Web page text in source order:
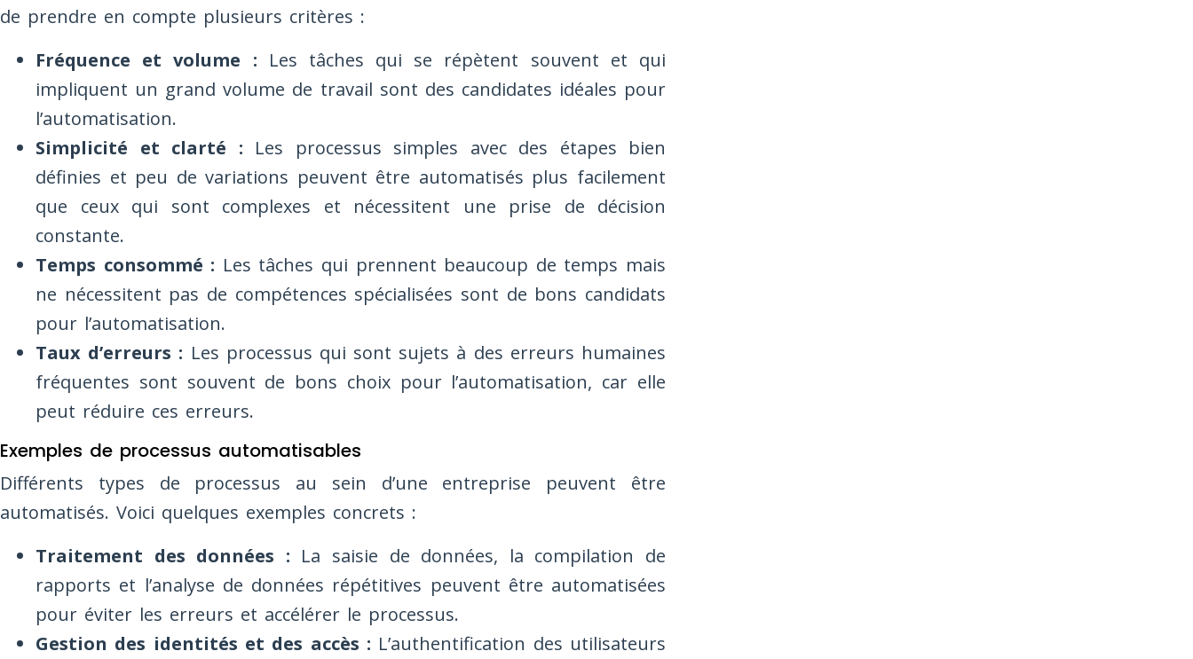
de prendre en compte plusieurs critères :
Fréquence et volume : Les tâches qui se répètent souvent et qui
impliquent un grand volume de travail sont des candidates idéales pour
l’automatisation.
Simplicité et clarté : Les processus simples avec des étapes bien
définies et peu de variations peuvent être automatisés plus facilement
que ceux qui sont complexes et nécessitent une prise de décision
constante.
Temps consommé : Les tâches qui prennent beaucoup de temps mais
ne nécessitent pas de compétences spécialisées sont de bons candidats
pour l’automatisation.
Taux d’erreurs : Les processus qui sont sujets à des erreurs humaines
fréquentes sont souvent de bons choix pour l’automatisation, car elle
peut réduire ces erreurs.
Exemples de processus automatisables
Différents types de processus au sein d’une entreprise peuvent être
automatisés. Voici quelques exemples concrets :
Traitement des données : La saisie de données, la compilation de
rapports et l’analyse de données répétitives peuvent être automatisées
pour éviter les erreurs et accélérer le processus.
Gestion des identités et des accès : L’authentification des utilisateurs